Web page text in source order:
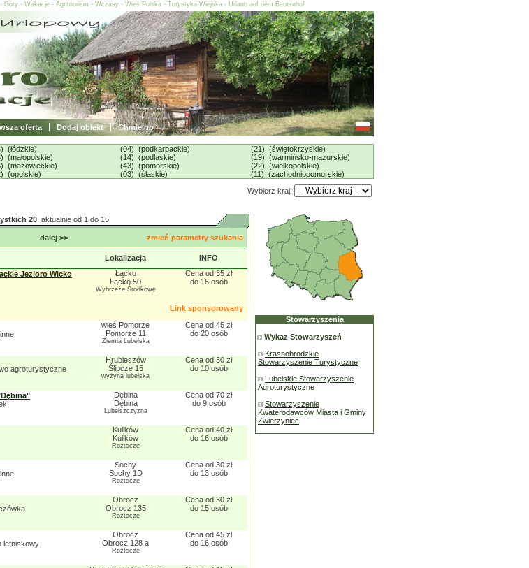
- Wakacje - Agritourism - Wczasy - Wieś Polska - Turystyka Wiejska - Urlaub auf dem Bauernhof
oferta Dodaj obiekt Chmielno
(łódzkie)
(małopolskie)
(mazowieckie)
(opolskie)
(04) (podkarpackie)
(14) (podlaskie)
(43) (pomorskie)
(03) (śląskie)
(21) (świętokrzyskie)
(19) (warmińsko-mazurskie)
(22) (wielkopolskie)
(11) (zachodniopomorskie)
Wybierz kraj:
20 aktualnie od 1 do 15
dalej >> zmień parametry szukania
Lokalizacja
INFO
Jezioro Wicko
Łącko
Łącko 50
Wybrzeże Środkowe
Cena od 35 zł
do 16 osób
Link sponsorowany
wieś Pomorze
Pomorze 11
Ziemia Lubelska
Cena od 45 zł
do 20 osób
agroturystyczne
Hrubieszów
Ślipcze 15
wyżyna lubelska
Cena od 30 zł
do 10 osób
Dębina
Dębina
Lubelszczyzna
Cena od 70 zł
do 9 osób
Kulików
Kulików
Roztocze
Cena od 40 zł
do 16 osób
Sochy
Sochy 1D
Roztocze
Cena od 30 zł
do 13 osób
Obrocz
Obrocz 135
Roztocze
Cena od 30 zł
do 15 osób
letniskowy
Obrocz
Obrocz 128 a
Roztocze
Cena od 45 zł
do 16 osób
Stowarzyszenia
Wykaz Stowarzyszeń
Krasnobrodzkie
Stowarzyszenie Turystyczne
Lubelskie Stowarzyszenie
Agroturystyczne
Stowarzyszenie
Kwaterodawców Miasta i Gminy
Zwierzyniec